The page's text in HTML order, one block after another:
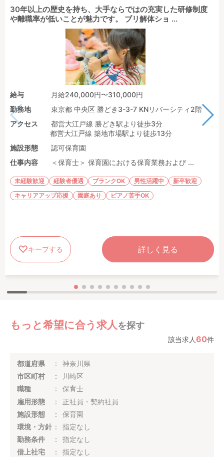
30年以上の歴史を持ち、大手ならではの充実した研修制度
や離職率が低いことが魅力です。 ブリ解体ショ ...
給与
月給240,000円〜310,000円
勤務地
東京都 中央区 勝どき3-3-7 KNリバーシティ2階
アクセス
都営大江戸線 勝どき駅より徒歩3分
都営大江戸線 築地市場駅より徒歩13分
施設形態
認可保育園
仕事内容
＜保育士＞ 保育園における保育業務および ...
未経験歓迎 経験者優遇 ブランクOK 男性活躍中
新卒歓迎
キャリアアップ応援
園庭あり ピアノ苦手OK
キープする 詳しく見る
もっと希望に合う求人 を探す
該当求人60件
都道府県
神奈川県
市区町村
川崎区
職種
保育士
雇用形態
正社員・契約社員
施設形態
保育園
環境・方針
指定なし
勤務条件
指定なし
借上社宅
指定なし